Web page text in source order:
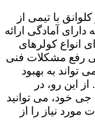
با تیمی از
آمادگی ارائه
انواع کولرهای
رفع مشکلات فنی
تواند به بهبود
این رو، در
خود، می توانید
مورد نیاز را از